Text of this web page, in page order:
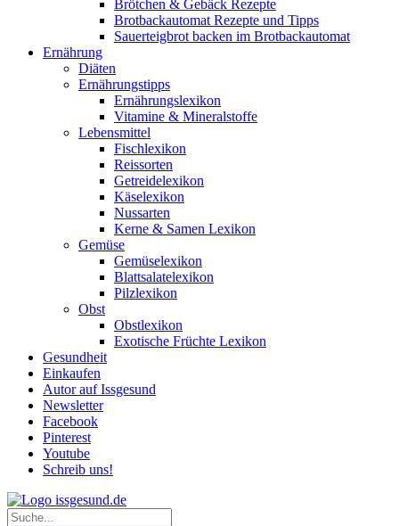
Brötchen & Gebäck Rezepte
Brotbackautomat Rezepte und Tipps
Sauerteigbrot backen im Brotbackautomat
Ernährung
Diäten
Ernährungstipps
Ernährungslexikon
Vitamine & Mineralstoffe
Lebensmittel
Fischlexikon
Reissorten
Getreidelexikon
Käselexikon
Nussarten
Kerne & Samen Lexikon
Gemüse
Gemüselexikon
Blattsalatelexikon
Pilzlexikon
Obst
Obstlexikon
Exotische Früchte Lexikon
Gesundheit
Einkaufen
Autor auf Issgesund
Newsletter
Facebook
Pinterest
Youtube
Schreib uns!